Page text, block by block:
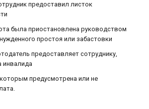
предоставил листок
была приостановлена руководством
простоя или забастовки
предоставляет сотруднику,
инвалида
предусмотрена или не